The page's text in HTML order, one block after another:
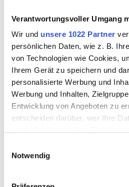
Verantwortungsvoller Umgang
Wir und unsere 1022 Partner
persönlichen Daten, wie z. B.
von Technologien wie Cookies,
Ihrem Gerät zu speichern und
personalisierte Werbung und
Werbung und Inhalten,
Entwicklung von Angeboten zu
entscheiden darüber, wer Ihre
Trigger Symbol ändern oder
Notwendig
Sale
Workshops & Know How
Besuch vereinbaren
Magazine & Kultur